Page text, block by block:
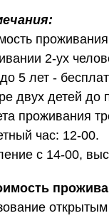
2-ух
5 лет -
двух детей до
проживания
час: 12-00.
с 14-00,